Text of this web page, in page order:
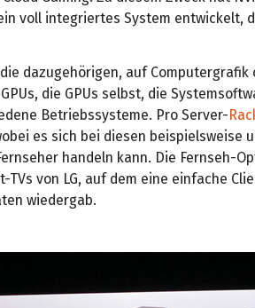
voll integriertes System entwickelt,
dazugehörigen, auf
die GPUs selbst, die
Betriebssysteme. Pro Server-
es sich bei diesen beispielsweise
handeln kann. Die Fernseh-
TVs von LG, auf dem eine einfache
wiedergab.